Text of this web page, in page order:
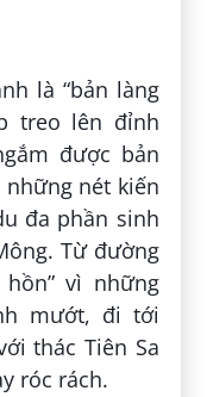
là “bản làng
treo lên đỉnh
được bản
những nét kiến
đa phần sinh
Từ đường
vì những
mướt, đi tới
thác Tiên Sa
róc rách.